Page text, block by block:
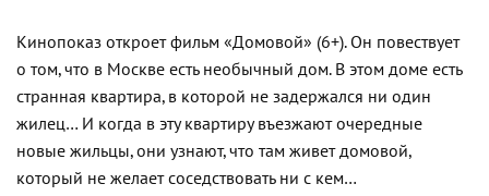
Кинопоказ откроет фильм «Домовой» (6+). Он повествует
о том, что в Москве есть необычный дом. В этом доме есть
странная квартира, в которой не задержался ни один
жилец… И когда в эту квартиру въезжают очередные
новые жильцы, они узнают, что там живет домовой,
который не желает соседствовать ни с кем…